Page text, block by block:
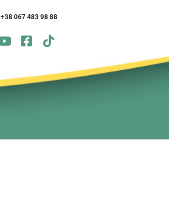
+38 067 483 98 88